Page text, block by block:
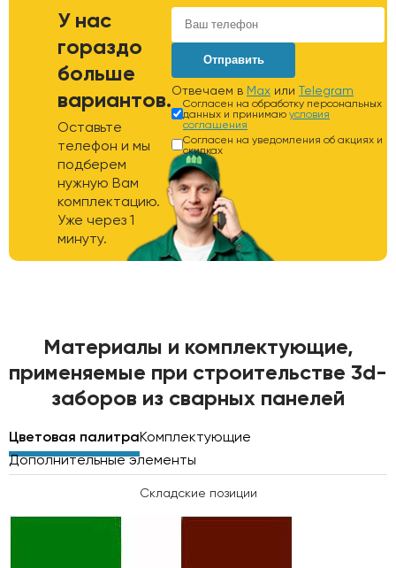
Расстояние от участка до КАД,
км
У нас
гораздо
больше
вариантов.
Оставьте
телефон и мы
подберем
нужную Вам
комплектацию.
Уже через 1
минуту.
Отправить
Отвечаем в Max или Telegram
Согласен на обработку персональных
данных и принимаю условия
соглашения
Согласен на уведомления об акциях и
скидках
Материалы и комплектующие,
применяемые при строительстве 3d-
заборов из сварных панелей
Цветовая палитраКомплектующие
Дополнительные элементы
Складские позиции